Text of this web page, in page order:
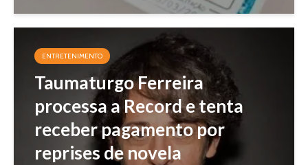
ENTRETENIMENTO
Taumaturgo Ferreira
processa a Record e tenta
receber pagamento por
reprises de novela